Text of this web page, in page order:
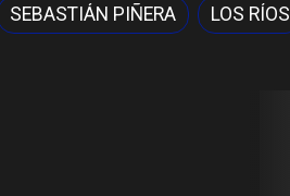
SEBASTIÁN PIÑERA LOS RÍOS